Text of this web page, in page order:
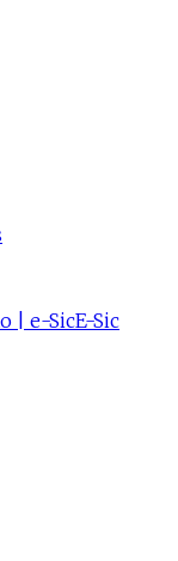
| e-SicE-Sic